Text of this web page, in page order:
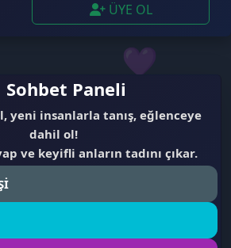
💻
💜
ÜYE OL
Paneli
yeni insanlarla tanış, eğlenceye
dahil ol!
ve keyifli anların tadını çıkar.